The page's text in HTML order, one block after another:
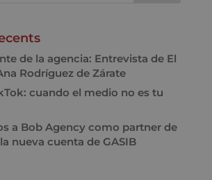
de la agencia: Entrevista de El
Rodríguez de Zárate
cuando el medio no es tu
a Bob Agency como partner de
nueva cuenta de GASIB